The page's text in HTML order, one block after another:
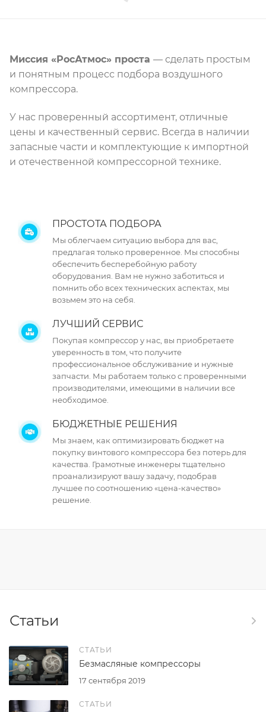
Миссия «РосАтмос» проста — сделать простым
и понятным процесс подбора воздушного
компрессора.
У нас проверенный ассортимент, отличные
цены и качественный сервис. Всегда в наличии
запасные части и комплектующие к импортной
и отечественной компрессорной технике.
ПРОСТОТА ПОДБОРА
Мы облегчаем ситуацию выбора для вас,
предлагая только проверенное. Мы способны
обеспечить бесперебойную работу
оборудования. Вам не нужно заботиться и
помнить обо всех технических аспектах, мы
возьмем это на себя.
ЛУЧШИЙ СЕРВИС
Покупая компрессор у нас, вы приобретаете
уверенность в том, что получите
профессиональное обслуживание и нужные
запчасти. Мы работаем только с проверенными
производителями, имеющими в наличии все
необходимое.
БЮДЖЕТНЫЕ РЕШЕНИЯ
Мы знаем, как оптимизировать бюджет на
покупку винтового компрессора без потерь для
качества. Грамотные инженеры тщательно
проанализируют вашу задачу, подобрав
лучшее по соотношению «цена-качество»
решение.
Статьи
СТАТЬИ
17 сентября 2019
Безмасляные компрессоры
СТАТЬИ